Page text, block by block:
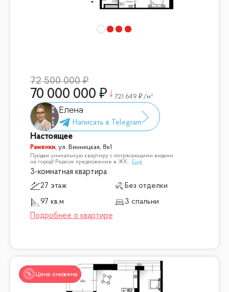
72 500 000
70 000 000 721 649 /м²
Елена
Настоящее
Раменки, ул. Винницкая, 8к1
Продам уникальную квартиру с потрясающими видами
на город! Редкое предложение в ЖК... Ещё
3-комнатная квартира
27 этаж
Без отделки
97 кв.м
3 спальни
Цена снижена